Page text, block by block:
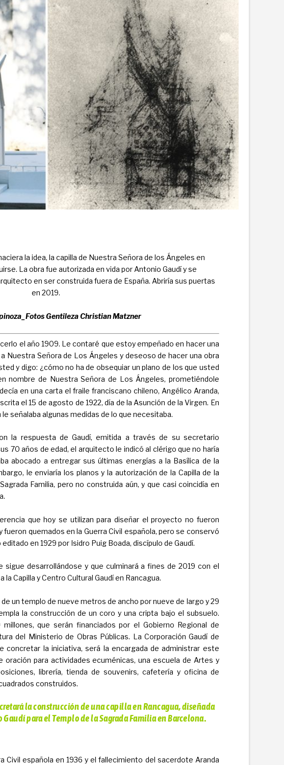
la idea, la capilla de Nuestra Señora de los Ángeles en
La obra fue autorizada en vida por Antonio Gaudí y se
en ser construida fuera de España. Abriría sus puertas
en 2019.
Gentileza Christian Matzner
el año 1909. Le contaré que estoy empeñado en hacer una
Nuestra Señora de Los Ángeles y deseoso de hacer una obra
y digo: ¿cómo no ha de obsequiar un plano de los que usted
nombre de Nuestra Señora de Los Ángeles, prometiéndole
en una carta el fraile franciscano chileno, Angélico Aranda,
el 15 de agosto de 1922, día de la Asunción de la Virgen. En
señalaba algunas medidas de lo que necesitaba.
la respuesta de Gaudí, emitida a través de su secretario
70 años de edad, el arquitecto le indicó al clérigo que no haría
abocado a entregar sus últimas energías a la Basílica de la
le enviaría los planos y la autorización de la Capilla de la
Familia, pero no construida aún, y que casi coincidía en
que hoy se utilizan para diseñar el proyecto no fueron
fueron quemados en la Guerra Civil española, pero se conservó
en 1929 por Isidro Puig Boada, discípulo de Gaudí.
sigue desarrollándose y que culminará a fines de 2019 con el
Capilla y Centro Cultural Gaudí en Rancagua.
un templo de nueve metros de ancho por nueve de largo y 29
la construcción de un coro y una cripta bajo el subsuelo.
que serán financiados por el Gobierno Regional de
del Ministerio de Obras Públicas. La Corporación Gaudí de
concretar la iniciativa, será la encargada de administrar este
oración para actividades ecuménicas, una escuela de Artes y
librería, tienda de souvenirs, cafetería y oficina de
construidos.
la construcción de una capilla en Rancagua, diseñada
para el Templo de la Sagrada Familia en Barcelona.
Civil española en 1936 y el fallecimiento del sacerdote Aranda